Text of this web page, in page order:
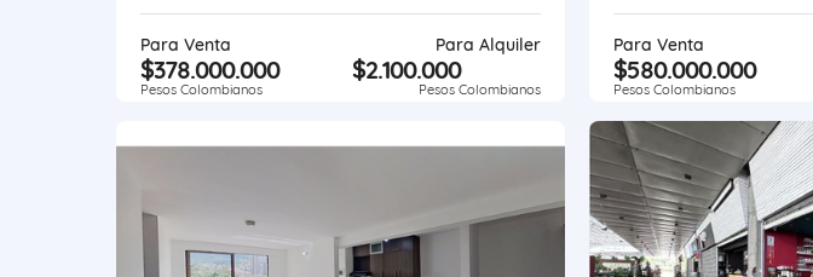
Para Venta
$378.000.000
Pesos Colombianos
Para Alquiler
$2.100.000
Pesos Colombianos
Para Venta
$580.000.000
Pesos Colombianos